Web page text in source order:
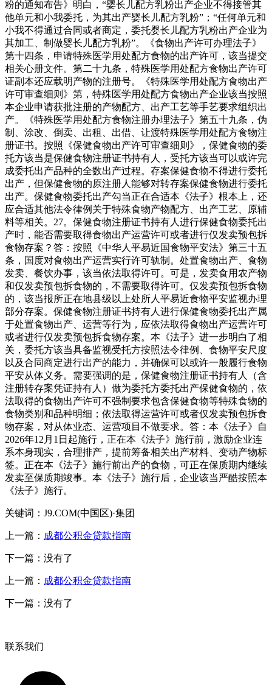
粉的通知布告》明白，“婴长儿配方乳粉出产企业不得接管其
他单元和小我委托，为其出产婴长儿配方乳粉”；“任何单元和
小我不得通过合同或者商定，委托婴长儿配方乳粉出产企业为
其加工、制做婴长儿配方乳粉”。《食物出产许可办理法子》
第十四条，申请特殊医学用处配方食物的出产许可，该当提交
相关心册文件。第二十九条，特殊医学用处配方食物出产许可
证副本还应载明产物的注册号。《特殊医学用处配方食物出产
许可审查细则》第，特殊医学用处配方食物出产企业该当按照
本企业申请获批注册的产物配方、出产工艺等手艺要求组织出
产。《特殊医学用处配方食物注册办理法子》第五十九条，伪
制、涂改、倒卖、出租、出借、让渡特殊医学用处配方食物注
册证书。按照《保健食物出产许可审查细则》，保健食物的委
托方该当是保健食物注册证书持有人，受托方该当可以或许完
成委托出产品种的全数出产过程。存案保健食物不得进行委托
出产，但保健食物的原注册人能够对转存案保健食物进行委托
出产。保健食物委托出产勾当正在合适本《法子》根本上，还
应合适其他法令律例关于特殊食物产物配方、出产工艺、原辅
料等相关。27。保健食物注册证书持有人进行保健食物委托出
产时，能否需要取得食物出产运营许可或者进行仅发卖预包拆
食物存案？答：按照《中华人平易近国食物平安法》第三十五
条，国度对食物出产运营实行许可轨制。处置食物出产、食物
发卖、餐饮办事，该当依法取得许可。可是，发卖食用农产物
和仅发卖预包拆食物的，不需要取得许可。仅发卖预包拆食物
的，该当报所正在地县级以上处所人平易近食物平安监视办理
部分存案。保健食物注册证书持有人进行保健食物委托出产属
于处置食物出产、运营等行为，应依法取得食物出产运营许可
或者进行仅发卖预包拆食物存案。本《法子》进一步明白了相
关，委托方该当具备监视受托方按照法令律例、食物平安尺度
以及合同商定进行出产的能力，并确保可以或许一般履行食物
平安从体义务。需要强调的是，保健食物注册证书持有人（含
注册转存案凭证持有人）做为委托方委托出产保健食物的，依
法取得的食物出产许可不强制要求包含保健食物等特殊食物的
食物类别和品种明细；依法取得运营许可或者仅发卖预包拆食
物存案，对从体业态、运营项目不做要求。答：本《法子》自
2026年12月1日起施行，正在本《法子》施行前，激励企业连
系本身现实，合理排产，提前筹备相关出产材料、变动产物标
签。正在本《法子》施行前出产的食物，可正在保质期内继续
发卖至保质期竣事。本《法子》施行后，企业该当严酷按照本
《法子》施行。
关键词：J9.COM(中国区)·集团
上一篇： 成都公积金贷款指南
下一篇：没有了
上一篇： 成都公积金贷款指南
下一篇：没有了
联系我们